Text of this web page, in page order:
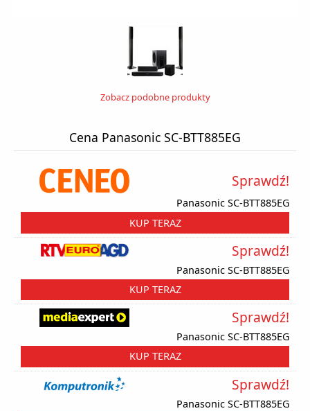
Zobacz podobne produkty
Cena Panasonic SC-BTT885EG
Panasonic SC-BTT885EG
Sprawdź!
KUP TERAZ
Panasonic SC-BTT885EG
Sprawdź!
KUP TERAZ
Panasonic SC-BTT885EG
Sprawdź!
KUP TERAZ
Panasonic SC-BTT885EG
Sprawdź!